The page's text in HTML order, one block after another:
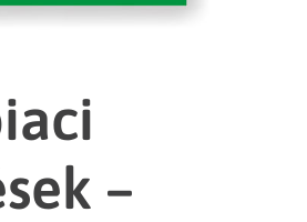
–